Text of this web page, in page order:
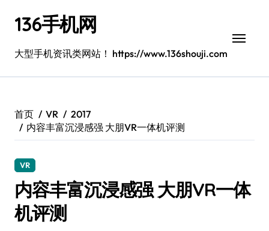
136手机网
大型手机资讯类网站！ https://www.136shouji.com
首页 VR
2017
内容丰富沉浸感强 大朋VR一体机评测
VR
内容丰富沉浸感强 大朋VR一体
机评测